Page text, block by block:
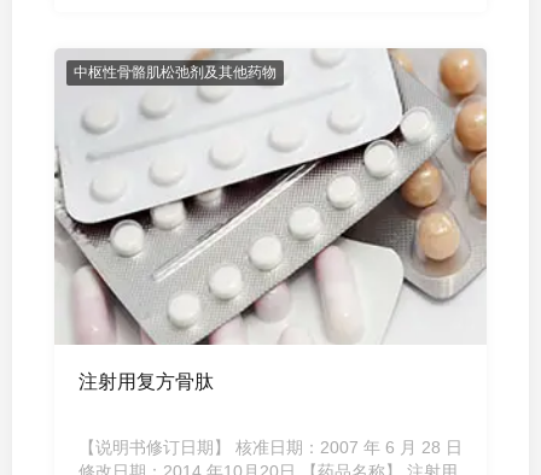
中枢性骨骼肌松弛剂及其他药物
注射用复方骨肽
【说明书修订日期】 核准日期：2007 年 6 月 28 日